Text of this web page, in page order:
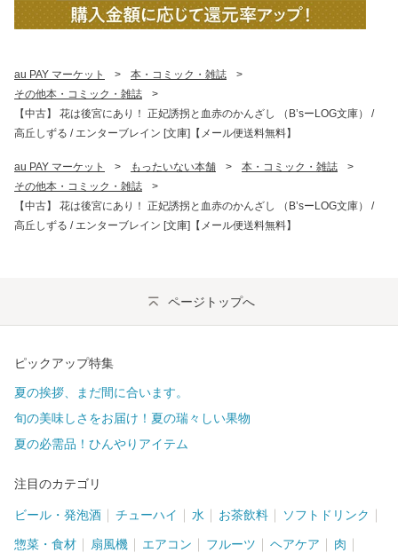
au PAY マーケット > 本・コミック・雑誌
>
その他本・コミック・雑誌
>
【中古】 花は後宮にあり！ 正妃誘拐と血赤のかんざし （B’sーLOG文庫） /
高丘しずる / エンターブレイン [文庫]【メール便送料無料】
au PAY マーケット > もったいない本舗 > 本・コミック・雑誌
>
その他本・コミック・雑誌
>
【中古】 花は後宮にあり！ 正妃誘拐と血赤のかんざし （B’sーLOG文庫） /
高丘しずる / エンターブレイン [文庫]【メール便送料無料】
ページトップへ
ピックアップ特集
夏の挨拶、まだ間に合います。
旬の美味しさをお届け！夏の瑞々しい果物
夏の必需品！ひんやりアイテム
注目のカテゴリ
ビール・発泡酒 チューハイ 水 お茶飲料 ソフトドリンク
惣菜・食材 扇風機 エアコン フルーツ ヘアケア 肉